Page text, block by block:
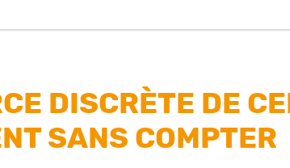
DISCRÈTE DE
SANS COMPTER